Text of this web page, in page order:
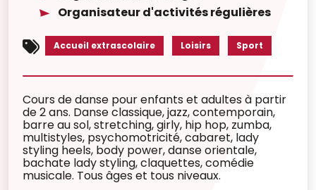
Organisateur d'activités régulières
Accueil extrascolaire Loisirs Sport
Cours de danse pour enfants et adultes à partir
de 2 ans. Danse classique, jazz, contemporain,
barre au sol, stretching, girly, hip hop, zumba,
multistyles, psychomotricité, cabaret, lady
styling heels, body power, danse orientale,
bachate lady styling, claquettes, comédie
musicale. Tous âges et tous niveaux.